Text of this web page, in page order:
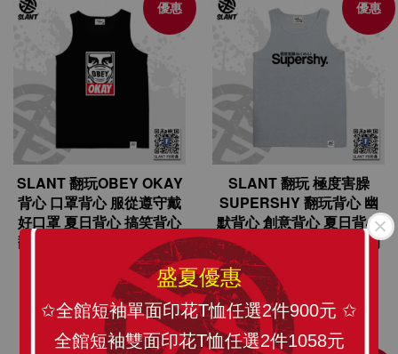
盛夏優惠
✩全館短袖單面印花T恤任選2件900元 ✩
全館短袖雙面印花T恤任選2件1058元
優惠
SLANT 翻玩OBEY OKAY
背心 口罩背心 服從遵守戴
好口罩 夏日背心 搞笑背心
翻玩背心 純棉背心 潮流背
NT$ 399
加入購物車
優惠
SLANT 翻玩 極度害臊
SUPERSHY 翻玩背心 幽
默背心 創意背心 夏日背心
純棉背心 亞版合身 低調的
NT$ 599
加入購物車